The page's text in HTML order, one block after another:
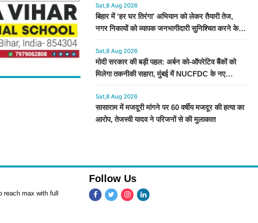
Sat,8 Aug 2026
बिहार में ‘हर घर तिरंगा’ अभियान को लेकर तैयारी तेज,
नगर निकायों को व्यापक जनभागीदारी सुनिश्चित करने के
निर्देश
Sat,8 Aug 2026
मोदी सरकार की बड़ी पहल: अर्बन को-ऑपरेटिव बैंकों को
मिलेगा तकनीकी सहारा, मुंबई में NUCFDC के नए
कार्यालय का उद्घाटन
Sat,8 Aug 2026
सासाराम में मजदूरी मांगने पर 60 वर्षीय मजदूर की हत्या का
आरोप, तेजस्वी यादव ने परिजनों से की मुलाकात
max with full
Follow Us